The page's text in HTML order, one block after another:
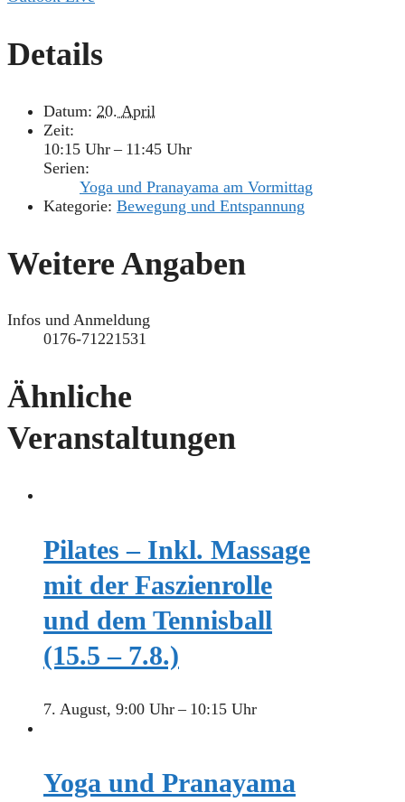
Details
Datum: 20. April
Zeit:
10:15 Uhr – 11:45 Uhr
Serien:
Yoga und Pranayama am Vormittag
Kategorie: Bewegung und Entspannung
Weitere Angaben
Infos und Anmeldung
0176-71221531
Ähnliche
Veranstaltungen
Pilates – Inkl. Massage
mit der Faszienrolle
und dem Tennisball
(15.5 – 7.8.)
7. August, 9:00 Uhr– 10:15 Uhr
Yoga und Pranayama